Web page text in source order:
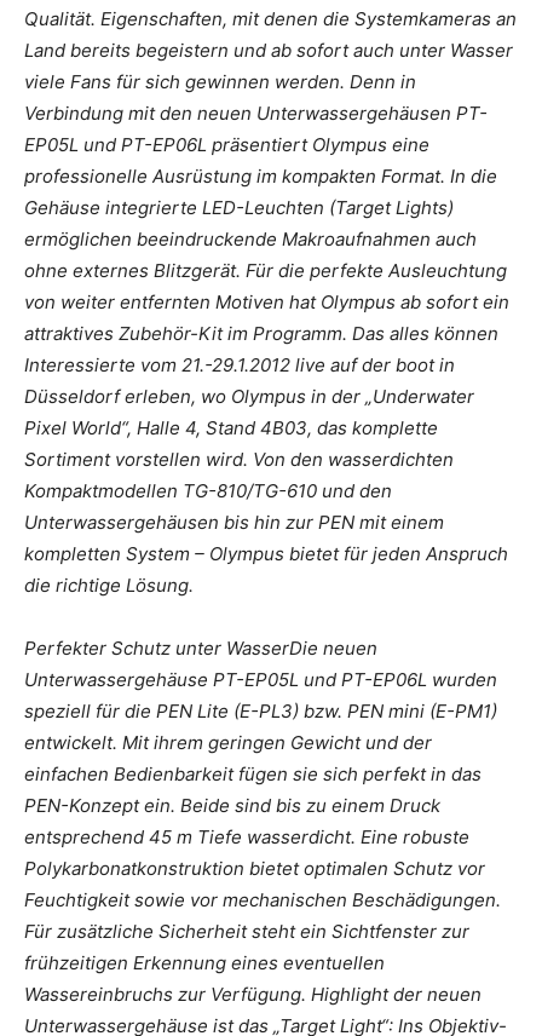
Qualität. Eigenschaften, mit denen die Systemkameras an
Land bereits begeistern und ab sofort auch unter Wasser
viele Fans für sich gewinnen werden. Denn in
Verbindung mit den neuen Unterwassergehäusen PT-
EP05L und PT-EP06L präsentiert Olympus eine
professionelle Ausrüstung im kompakten Format. In die
Gehäuse integrierte LED-Leuchten (Target Lights)
ermöglichen beeindruckende Makroaufnahmen auch
ohne externes Blitzgerät. Für die perfekte Ausleuchtung
von weiter entfernten Motiven hat Olympus ab sofort ein
attraktives Zubehör-Kit im Programm. Das alles können
Interessierte vom 21.-29.1.2012 live auf der boot in
Düsseldorf erleben, wo Olympus in der „Underwater
Pixel World“, Halle 4, Stand 4B03, das komplette
Sortiment vorstellen wird. Von den wasserdichten
Kompaktmodellen TG-810/TG-610 und den
Unterwassergehäusen bis hin zur PEN mit einem
kompletten System – Olympus bietet für jeden Anspruch
die richtige Lösung.
Perfekter Schutz unter WasserDie neuen
Unterwassergehäuse PT-EP05L und PT-EP06L wurden
speziell für die PEN Lite (E-PL3) bzw. PEN mini (E-PM1)
entwickelt. Mit ihrem geringen Gewicht und der
einfachen Bedienbarkeit fügen sie sich perfekt in das
PEN-Konzept ein. Beide sind bis zu einem Druck
entsprechend 45 m Tiefe wasserdicht. Eine robuste
Polykarbonatkonstruktion bietet optimalen Schutz vor
Feuchtigkeit sowie vor mechanischen Beschädigungen.
Für zusätzliche Sicherheit steht ein Sichtfenster zur
frühzeitigen Erkennung eines eventuellen
Wassereinbruchs zur Verfügung. Highlight der neuen
Unterwassergehäuse ist das „Target Light“: Ins Objektiv-